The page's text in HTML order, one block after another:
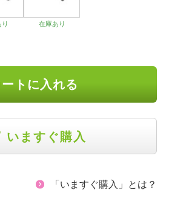
在庫あり
ートに入れる
いますぐ購入
「いますぐ購入」とは？